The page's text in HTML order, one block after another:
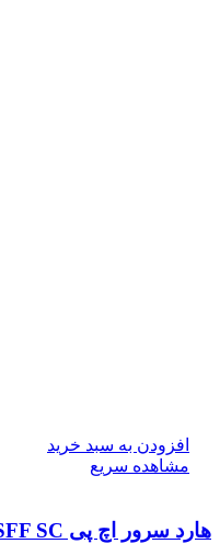
افزودن به سبد خرید
مشاهده سریع
هارد سرور اچ پی 146GB SAS 6G 10K SFF SC